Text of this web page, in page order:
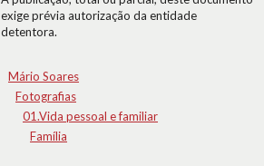
exige prévia autorização da entidade
detentora.
Mário Soares
Fotografias
01.Vida pessoal e familiar
Família